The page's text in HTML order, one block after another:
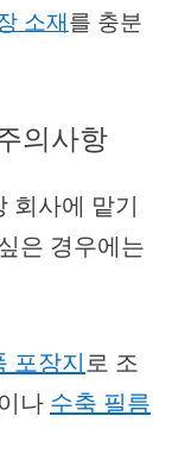
소재를 충분
의사항
회사에 맡기
은 경우에는
포장지로 조
이나 수축 필름